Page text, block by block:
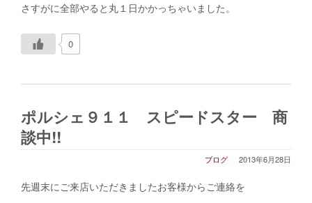
さすがに全部やると丸１日かかっちゃいました。
0
ポルシェ９１１ スピードスター 商
談中!!
2013年6月28日
ブログ
先週末にご来店いただきましたお客様からご連絡を